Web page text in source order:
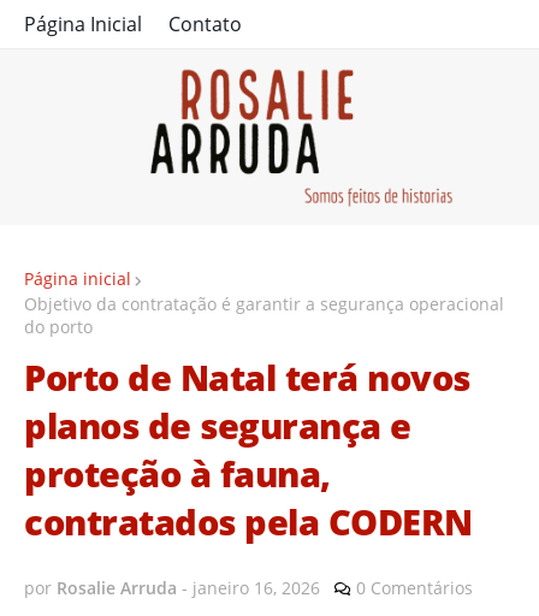
Página Inicial Contato
Página inicial
Objetivo da contratação é garantir a segurança operacional
do porto
Porto de Natal terá novos
planos de segurança e
proteção à fauna,
contratados pela CODERN
por Rosalie Arruda - janeiro 16, 2026 0 Comentários